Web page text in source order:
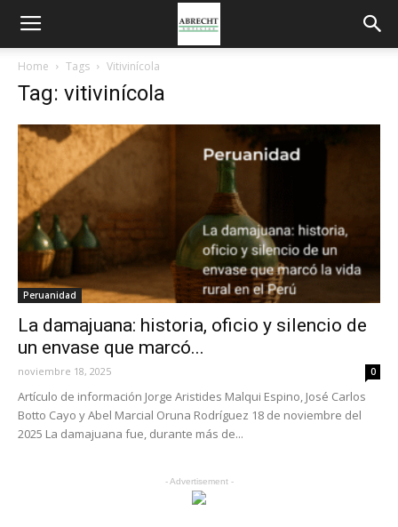
Home Tags Vitivinícola
Tag: vitivinícola
Peruanidad
La damajuana: historia, oficio y silencio de
un envase que marcó...
noviembre 18, 2025 0
Artículo de información Jorge Aristides Malqui Espino, José Carlos
Botto Cayo y Abel Marcial Oruna Rodríguez 18 de noviembre del
2025 La damajuana fue, durante más de...
- Advertisement -